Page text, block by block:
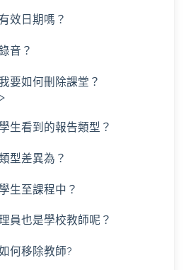
效日期嗎？
音？
要如何刪除課堂？
生看到的報告類型？
型差異為？
生至課程中？
員也是學校教師呢？
何移除教師?